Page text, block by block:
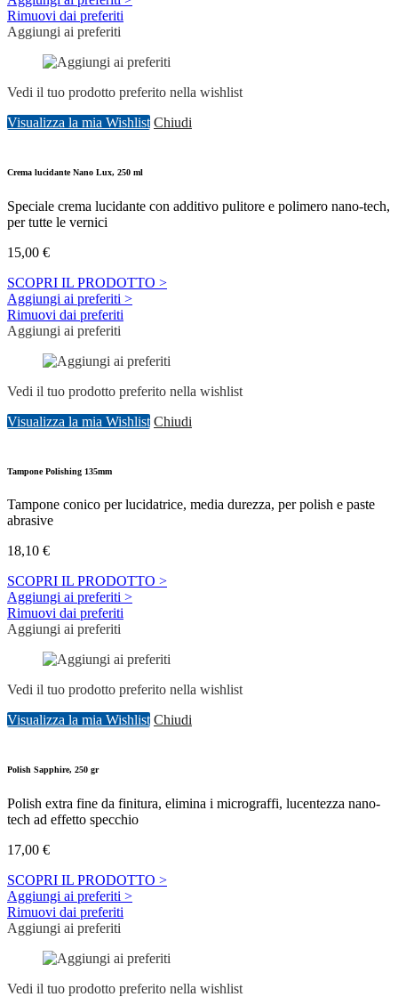
Rimuovi dai preferiti
Aggiungi ai preferiti
Vedi il tuo prodotto preferito nella wishlist
Visualizza la mia Wishlist Chiudi
Crema lucidante Nano Lux, 250 ml
Speciale crema lucidante con additivo pulitore e polimero nano-tech,
per tutte le vernici
15,00 €
SCOPRI IL PRODOTTO >
Aggiungi ai preferiti >
Rimuovi dai preferiti
Aggiungi ai preferiti
Vedi il tuo prodotto preferito nella wishlist
Visualizza la mia Wishlist Chiudi
Tampone Polishing 135mm
Tampone conico per lucidatrice, media durezza, per polish e paste
abrasive
18,10 €
SCOPRI IL PRODOTTO >
Aggiungi ai preferiti >
Rimuovi dai preferiti
Aggiungi ai preferiti
Vedi il tuo prodotto preferito nella wishlist
Visualizza la mia Wishlist Chiudi
Polish Sapphire, 250 gr
Polish extra fine da finitura, elimina i micrograffi, lucentezza nano-
tech ad effetto specchio
17,00 €
SCOPRI IL PRODOTTO >
Aggiungi ai preferiti >
Rimuovi dai preferiti
Aggiungi ai preferiti
Vedi il tuo prodotto preferito nella wishlist